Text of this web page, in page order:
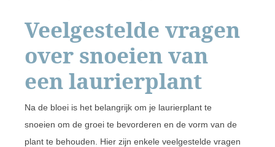
Veelgestelde vragen
over snoeien van
een laurierplant
Na de bloei is het belangrijk om je laurierplant te
snoeien om de groei te bevorderen en de vorm van de
plant te behouden. Hier zijn enkele veelgestelde vragen